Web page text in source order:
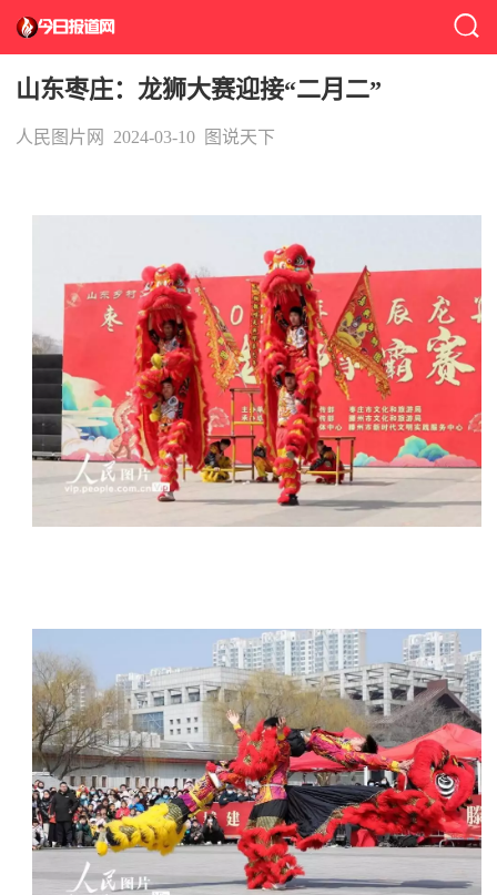
山东枣庄：龙狮大赛迎接“二月二”
人民图片网 2024-03-10 图说天下